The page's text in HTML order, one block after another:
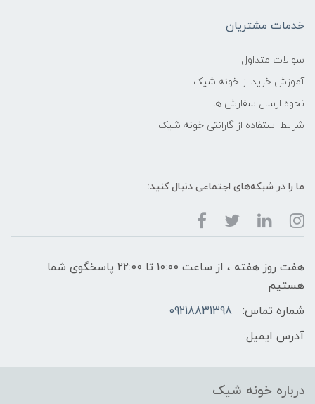
خدمات مشتریان
سوالات متداول
آموزش خرید از خونه شیک
نحوه ارسال سفارش ها
شرایط استفاده از گارانتی خونه شیک
ما را در شبکه‌های اجتماعی دنبال کنید:
هفت روز هفته ، از ساعت 10:00 تا 22:00 پاسخگوی شما
هستیم
شماره تماس:
09218831398
آدرس ایمیل:
درباره خونه شیک